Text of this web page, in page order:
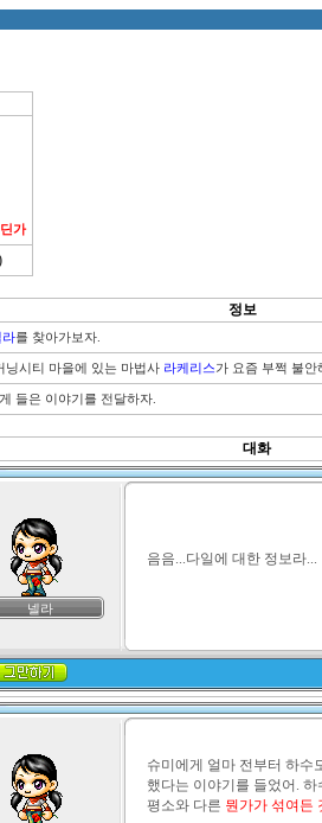
가
정보
라를 찾아가보자.
닝시티 마을에 있는 마법사 라케리스가 요즘 부쩍 불안
들은 이야기를 전달하자.
대화
넬라
음음...다일에 대한 정보라...
슈미에게 얼마 전부터 하수
했다는 이야기를 들었어.
평소와 다른 뭔가가 섞여든